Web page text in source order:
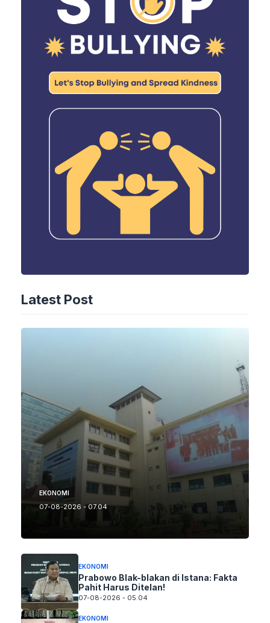
Latest Post
EKONOMI
07-08-2026 - 07.04
EKONOMI
Prabowo Blak-blakan di Istana: Fakta
Pahit Harus Ditelan!
07-08-2026 - 05.04
EKONOMI